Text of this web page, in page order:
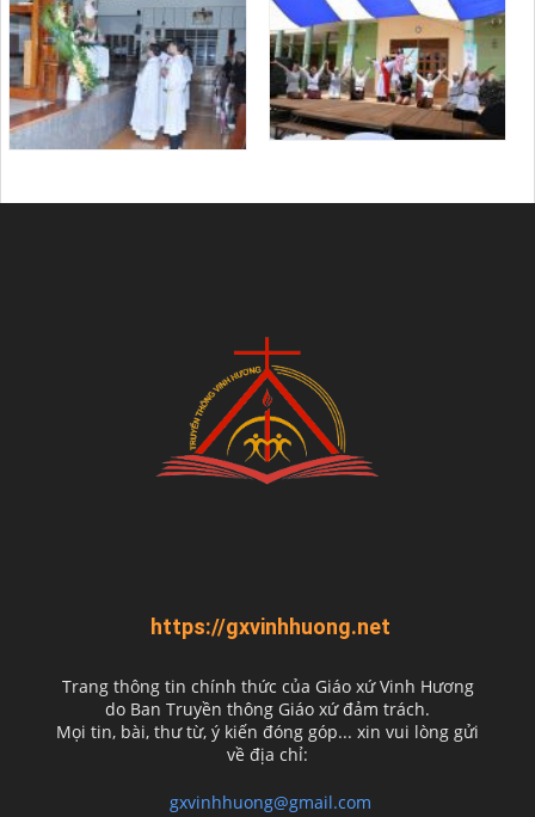
https://gxvinhhuong.net
Trang thông tin chính thức của Giáo xứ Vinh Hương
do Ban Truyền thông Giáo xứ đảm trách.
Mọi tin, bài, thư từ, ý kiến đóng góp... xin vui lòng gửi
về địa chỉ:
gxvinhhuong@gmail.com